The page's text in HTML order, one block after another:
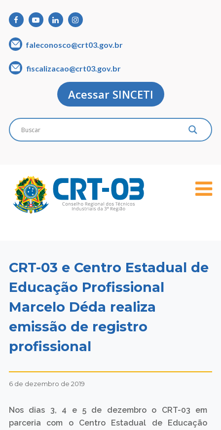
faleconosco@crt03.gov.br
fiscalizacao@crt03.gov.br
Acessar SINCETI
CRT-03 e Centro Estadual de
Educação Profissional
Marcelo Déda realiza
emissão de registro
profissional
6 de dezembro de 2019
Nos dias 3, 4 e 5 de dezembro o CRT-03 em
parceria com o Centro Estadual de Educação